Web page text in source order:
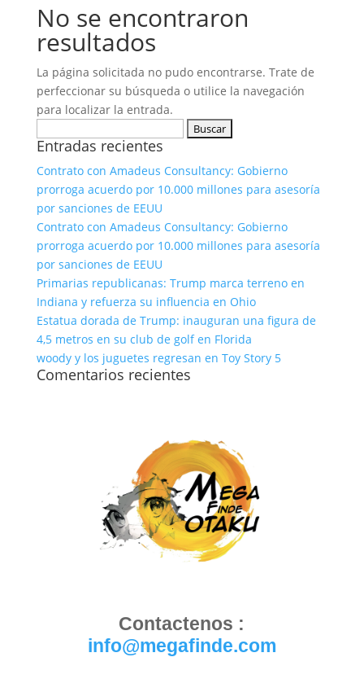
No se encontraron
resultados
La página solicitada no pudo encontrarse. Trate de
perfeccionar su búsqueda o utilice la navegación
para localizar la entrada.
Entradas recientes
Contrato con Amadeus Consultancy: Gobierno
prorroga acuerdo por 10.000 millones para asesoría
por sanciones de EEUU
Contrato con Amadeus Consultancy: Gobierno
prorroga acuerdo por 10.000 millones para asesoría
por sanciones de EEUU
Primarias republicanas: Trump marca terreno en
Indiana y refuerza su influencia en Ohio
Estatua dorada de Trump: inauguran una figura de
4,5 metros en su club de golf en Florida
woody y los juguetes regresan en Toy Story 5
Comentarios recientes
Contactenos :
info@megafinde.com